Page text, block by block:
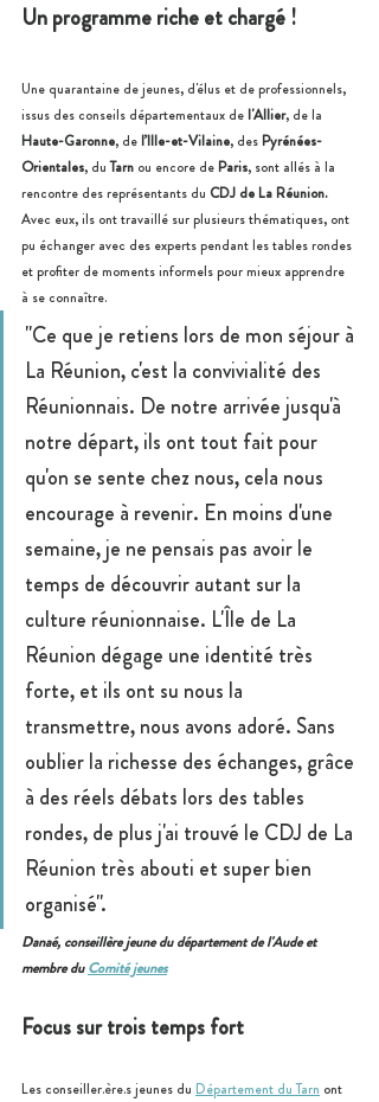
Un programme riche et chargé !
Une quarantaine de jeunes, d'élus et de professionnels,
issus des conseils départementaux de l'Allier, de la
Haute-Garonne, de l’Ille-et-Vilaine, des Pyrénées-
Orientales, du Tarn ou encore de Paris, sont allés à la
rencontre des représentants du CDJ de La Réunion.
Avec eux, ils onttravaillé sur plusieurs thématiques, ont
pu échanger avec des experts pendant les tables rondes
et profiter de moments informels pour mieux apprendre
à se connaître.
"Ce que je retiens lors de mon séjour à
La Réunion, c'est la convivialité des
Réunionnais. De notre arrivée jusqu'à
notre départ, ils ont tout fait pour
qu'on se sente chez nous, cela nous
encourage à revenir. En moins d'une
semaine, je ne pensais pas avoir le
temps de découvrir autant sur la
culture réunionnaise. L'Île de La
Réunion dégage une identité très
forte, et ils ont su nous la
transmettre, nous avons adoré. Sans
oublier la richesse des échanges, grâce
à des réels débats lors des tables
rondes, de plus j'ai trouvé le CDJ de La
Réunion très abouti et super bien
organisé".
Danaé, conseillère jeune du département de l'Aude et
membre du Comité jeunes
Focus sur trois temps fort
Les conseiller.ère.s jeunes du Département du Tarn ont